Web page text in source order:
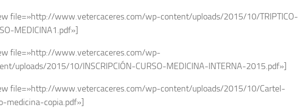
file=»http://www.vetercaceres.com/wp-content/uploads/2015/10/TRIPTICO-
MEDICINA1.pdf»]
file=»http://www.vetercaceres.com/wp-
uploads/2015/10/INSCRIPCIÓN-CURSO-MEDICINA-INTERNA-2015.pdf»]
file=»http://www.vetercaceres.com/wp-content/uploads/2015/10/Cartel-
medicina-copia.pdf»]